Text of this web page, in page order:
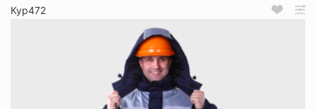
Кур472